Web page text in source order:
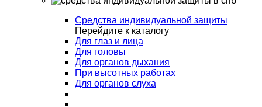
Средства индивидуальной защиты
Перейдите к каталогу
Для глаз и лица
Для головы
Для органов дыхания
При высотных работах
Для органов слуха